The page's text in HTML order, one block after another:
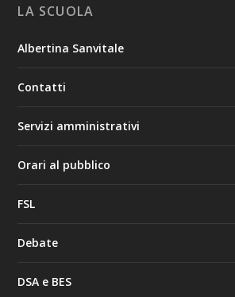
LA SCUOLA
Albertina Sanvitale
Contatti
Servizi amministrativi
Orari al pubblico
FSL
Debate
DSA e BES